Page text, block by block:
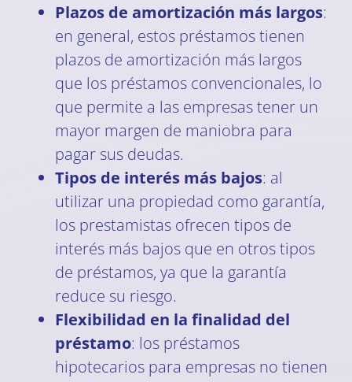
Plazos de amortización más largos:
en general, estos préstamos tienen
plazos de amortización más largos
que los préstamos convencionales, lo
que permite a las empresas tener un
mayor margen de maniobra para
pagar sus deudas.
Tipos de interés más bajos: al
utilizar una propiedad como garantía,
los prestamistas ofrecen tipos de
interés más bajos que en otros tipos
de préstamos, ya que la garantía
reduce su riesgo.
Flexibilidad en la finalidad del
préstamo: los préstamos
hipotecarios para empresas no tienen